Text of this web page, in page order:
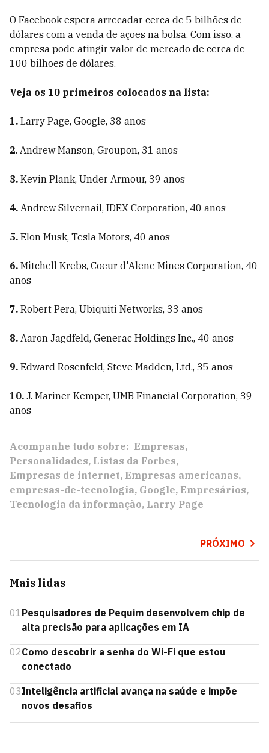
O Facebook espera arrecadar cerca de 5 bilhões de
dólares com a venda de ações na bolsa. Com isso, a
empresa pode atingir valor de mercado de cerca de
100 bilhões de dólares.
Veja os 10 primeiros colocados na lista:
1. Larry Page, Google, 38 anos
2. Andrew Manson, Groupon, 31 anos
3. Kevin Plank, Under Armour, 39 anos
4. Andrew Silvernail, IDEX Corporation, 40 anos
5. Elon Musk, Tesla Motors, 40 anos
6. Mitchell Krebs, Coeur d'Alene Mines Corporation, 40
anos
7. Robert Pera, Ubiquiti Networks, 33 anos
8. Aaron Jagdfeld, Generac Holdings Inc., 40 anos
9. Edward Rosenfeld, Steve Madden, Ltd., 35 anos
10. J. Mariner Kemper, UMB Financial Corporation, 39
anos
Acompanhe tudo sobre: Empresas
Personalidades Listas da Forbes
Empresas de internet Empresas americanas
empresas-de-tecnologia Google Empresários
Tecnologia da informação Larry Page
PRÓXIMO
Mais lidas
01Pesquisadores de Pequim desenvolvem chip de
alta precisão para aplicações em IA
02Como descobrir a senha do Wi-Fi que estou
conectado
03Inteligência artificial avança na saúde e impõe
novos desafios